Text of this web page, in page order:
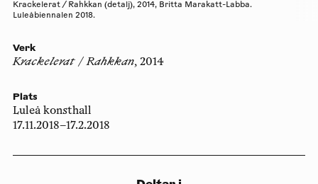
Krackelerat / Rahkkan (detalj), 2014, Britta Marakatt-Labba.
Luleåbiennalen 2018.
Verk
Krackelerat / Rahkkan, 2014
Plats
Luleå konsthall
17.11.2018–17.2.2018